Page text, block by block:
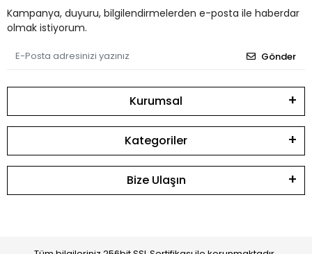
Kampanya, duyuru, bilgilendirmelerden e-posta ile haberdar
olmak istiyorum.
Gönder
Kurumsal
Kategoriler
Bize Ulaşın